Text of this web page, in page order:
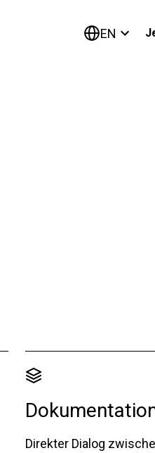
EN
Direkter Dialog